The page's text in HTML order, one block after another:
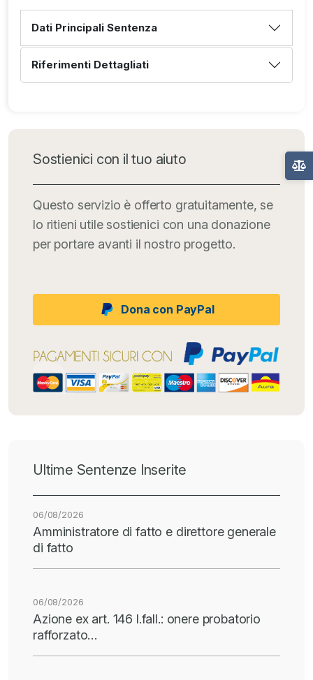
Dati Principali Sentenza
Riferimenti Dettagliati
Sostienici con il tuo aiuto
Questo servizio è offerto gratuitamente, se
lo ritieni utile sostienici con una donazione
per portare avanti il nostro progetto.
Dona con PayPal
Ultime Sentenze Inserite
06/08/2026
Amministratore di fatto e direttore generale
di fatto
06/08/2026
Azione ex art. 146 l.fall.: onere probatorio
rafforzato…